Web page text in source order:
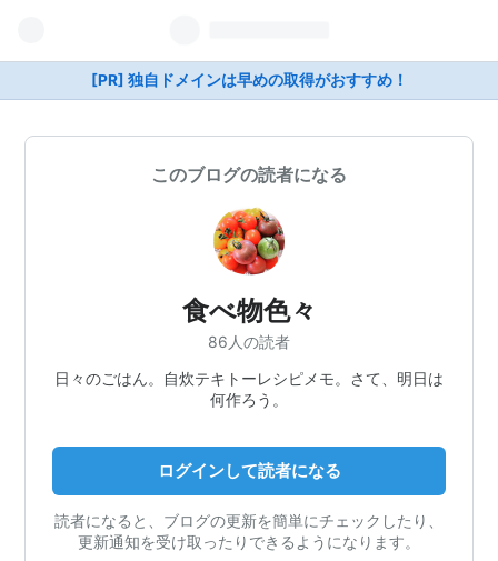
[PR] 独自ドメインは早めの取得がおすすめ！
このブログの読者になる
食べ物色々
86人の読者
日々のごはん。自炊テキトーレシピメモ。さて、明日は
何作ろう。
ログインして読者になる
読者になると、ブログの更新を簡単にチェックしたり、
更新通知を受け取ったりできるようになります。